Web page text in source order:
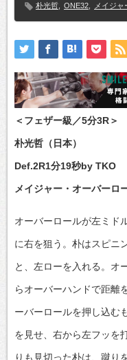
朴光哲
ONE32 メイジ
＜フェザー級／5分3R＞
朴光哲（日本）
Def.2R1分19秒by TKO
メイジャー・オーバーロ
オーバーロールが左ミド
に右を狙う。朴はスピニ
と、左ローを入れる。オ
らオーバーハンドで距離
ーバーロールを押し込む
を見せ、右から左フッを
りも見切った朴は、蹴り